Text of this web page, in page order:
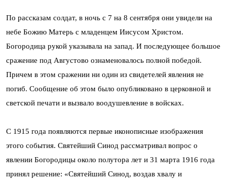
По рассказам солдат, в ночь с 7 на 8 сентября они увидели на
небе Божию Матерь с младенцем Иисусом Христом.
Богородица рукой указывала на запад. И последующее большое
сражение под Августово ознаменовалось полной победой.
Причем в этом сражении ни один из свидетелей явления не
погиб. Сообщение об этом было опубликовано в церковной и
светской печати и вызвало воодушевление в войсках.
С 1915 года появляются первые иконописные изображения
этого события. Святейший Синод рассматривал вопрос о
явлении Богородицы около полутора лет и 31 марта 1916 года
принял решение: «Святейший Синод, воздав хвалу и